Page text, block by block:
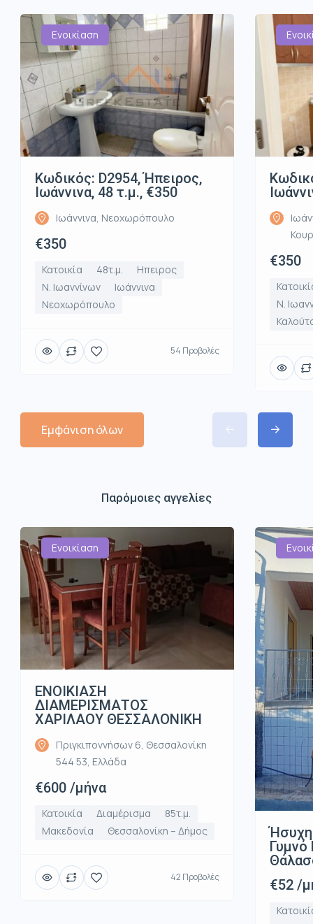
Ενοικίαση
Κωδικός: D2954, Ήπειρος,
Ιωάννινα, 48 τ.μ., €350
Ιωάννινα, Νεοχωρόπουλο
€350
Κατοικία 48τ.μ.
Ηπειρος
Ν. Ιωαννίνων
Ιωάννινα
Νεοχωρόπουλο
54 Προβολές
€350
Ν.
Εμφάνιση όλων
Παρόμοιες αγγελίες
Ενοικίαση
ΕΝΟΙΚΙΑΣΗ
ΔΙΑΜΕΡΙΣΜΑΤΟΣ
ΧΑΡΙΛΑΟΥ ΘΕΣΣΑΛΟΝΙΚΗ
Πριγκιποννήσων 6, Θεσσαλονίκη
544 53, Ελλάδα
€600 /μήνα
Κατοικία Διαμέρισμα
85τ.μ.
Μακεδονία
Θεσσαλονίκη – Δήμος
42 Προβολές
Γυμνό
€52 /